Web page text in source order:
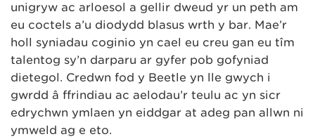
unigryw ac arloesol a gellir dweud yr un peth am
eu coctels a’u diodydd blasus wrth y bar. Mae’r
holl syniadau coginio yn cael eu creu gan eu tîm
talentog sy’n darparu ar gyfer pob gofyniad
dietegol. Credwn fod y Beetle yn lle gwych i
gwrdd â ffrindiau ac aelodau’r teulu ac yn sicr
edrychwn ymlaen yn eiddgar at adeg pan allwn ni
ymweld ag e eto.